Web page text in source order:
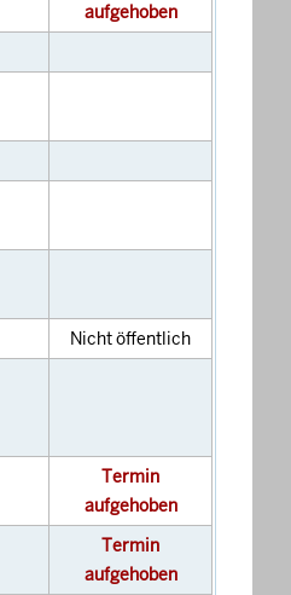
aufgehoben
Nicht öffentlich
Termin
aufgehoben
Termin
aufgehoben